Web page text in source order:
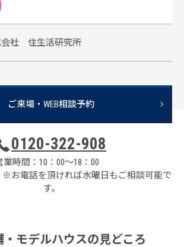
会社 住生活研究所
ご来場・WEB相談予約
0120-322-908
業時間：10：00～18：00
お電話を頂ければ水曜日もご相談可能で
す。
モデルハウスの見どころ